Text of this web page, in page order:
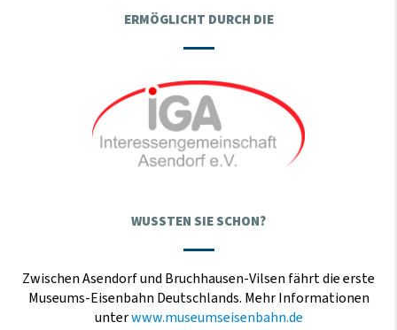
ERMÖGLICHT DURCH DIE
WUSSTEN SIE SCHON?
Zwischen Asendorf und Bruchhausen-Vilsen fährt die erste
Museums-Eisenbahn Deutschlands. Mehr Informationen
unterwww.museumseisenbahn.de